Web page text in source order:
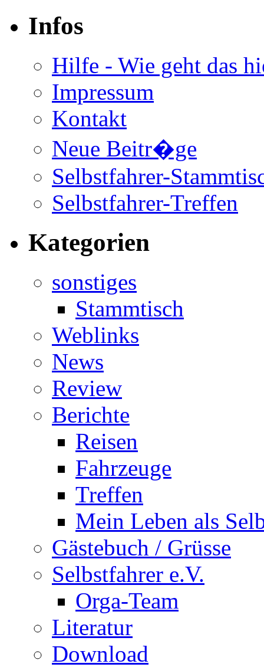
Infos
Hilfe - Wie geht das
Impressum
Kontakt
Neue Beitr�ge
Selbstfahrer-
Selbstfahrer-Treffen
Kategorien
sonstiges
Stammtisch
Weblinks
News
Review
Berichte
Reisen
Fahrzeuge
Treffen
Mein Leben als
Gästebuch / Grüsse
Selbstfahrer e.V.
Orga-Team
Literatur
Download